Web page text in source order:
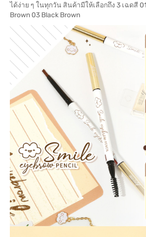
ได้ง่าย ๆ ในทุกวัน สินค้ามีให้เลือกถึง 3 เฉดสี
Brown 03 Black Brown